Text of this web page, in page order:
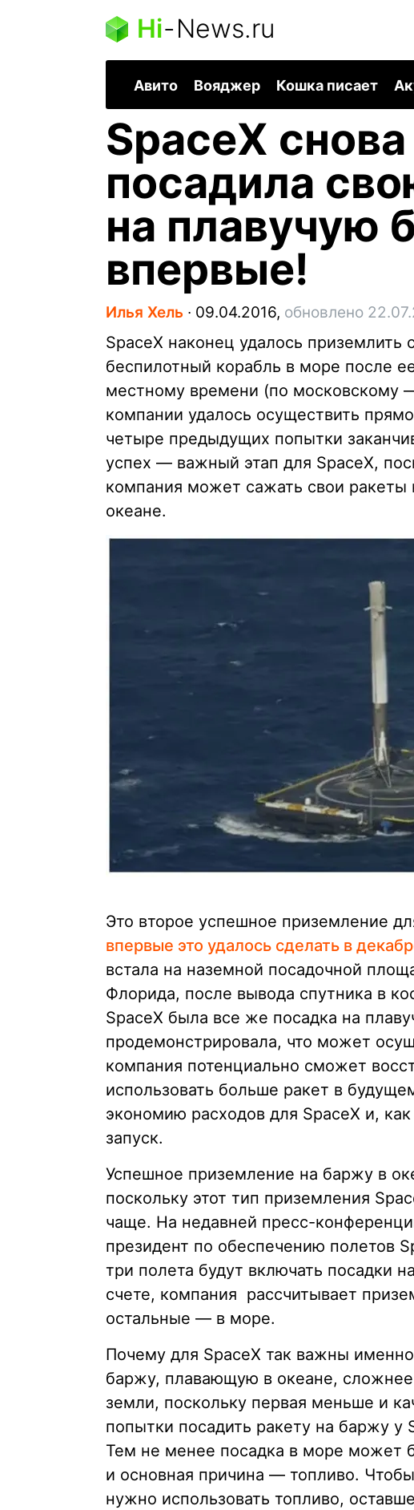
Hi-News.ru
Авито Вояджер Кошка писает
SpaceX
посадила
на плавучую
впервые!
Илья Хель ∙ 09.04.2016, обновлено
SpaceX наконец удалось приземлить
беспилотный корабль в море после
местному времени (по московскому
компании удалось осуществить
четыре предыдущих попытки
успех — важный этап для SpaceX,
компания может сажать свои ракеты
океане.
Это второе успешное приземление
впервые это удалось сделать в
встала на наземной посадочной
Флорида, после вывода спутника в
SpaceX была все же посадка на
продемонстрировала, что может
компания потенциально сможет
использовать больше ракет в
экономию расходов для SpaceX и,
запуск.
Успешное приземление на баржу в
поскольку этот тип приземления
чаще. На недавней пресс-
президент по обеспечению полетов
три полета будут включать посадки
счете, компания рассчитывает
остальные — в море.
Почему для SpaceX так важны
баржу, плавающую в океане,
земли, поскольку первая меньше и
попытки посадить ракету на баржу у
Тем не менее посадка в море может
и основная причина — топливо.
нужно использовать топливо,